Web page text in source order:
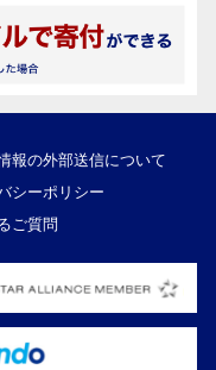
報の外部送信について
シーポリシー
ご質問